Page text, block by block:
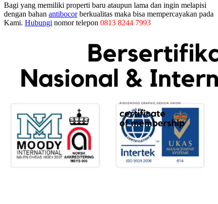
Bagi yang memiliki properti baru ataupun lama dan ingin melapisi
dengan bahan antibocorberkualitas maka bisa mempercayakan pada
Kami. Hubungi nomor telepon 0813 8244 7993